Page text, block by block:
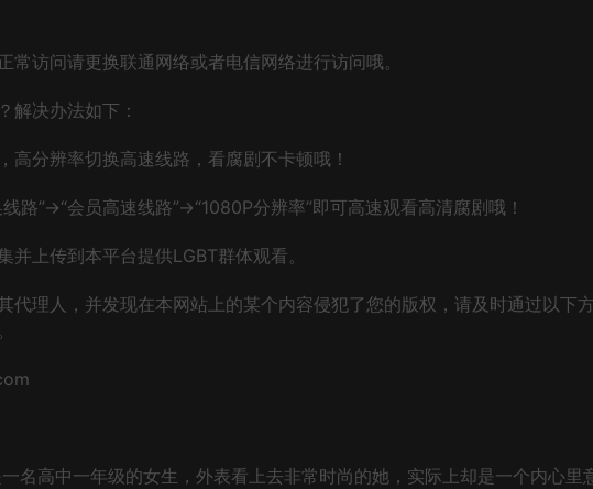
常访问请更换联通网络或者电信网络进行访问哦。
解决办法如下：
高分辨率切换高速线路，看腐剧不卡顿哦！
路”→“会员高速线路”→“1080P分辨率”即可高速观看高清腐剧哦！
并上传到本平台提供LGBT群体观看。
代理人，并发现在本网站上的某个内容侵犯了您的版权，请及时通过以下
名高中一年级的女生，外表看上去非常时尚的她，实际上却是一个内心里